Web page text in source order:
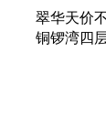
翠华天价
铜锣湾四